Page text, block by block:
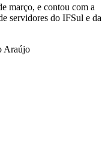
março, e contou com a
servidores do IFSul e da
Araújo